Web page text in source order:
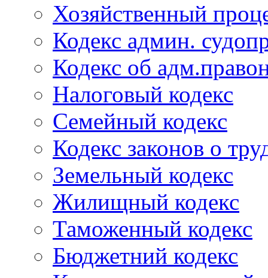
Хозяйственный
Кодекс админ.
Кодекс об
Налоговый кодекс
Семейный кодекс
Кодекс законов о
Земельный кодекс
Жилищный кодекс
Таможенный кодекс
Бюджетний кодекс